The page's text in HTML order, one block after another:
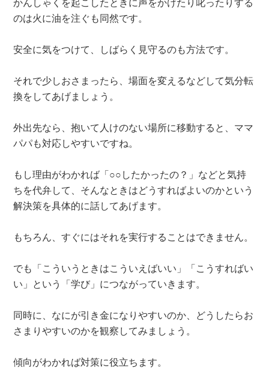
のは火に油を注ぐも同然です。
安全に気をつけて、しばらく見守るのも方法です。
それで少しおさまったら、場面を変えるなどして気分転
換をしてあげましょう。
外出先なら、抱いて人けのない場所に移動すると、ママ
パパも対応しやすいですね。
もし理由がわかれば「○○したかったの？」などと気持
ちを代弁して、そんなときはどうすればよいのかという
解決策を具体的に話してあげます。
もちろん、すぐにはそれを実行することはできません。
でも「こういうときはこういえばいい」「こうすればい
い」という「学び」につながっていきます。
同時に、なにが引き金になりやすいのか、どうしたらお
さまりやすいのかを観察してみましょう。
傾向がわかれば対策に役立ちます。